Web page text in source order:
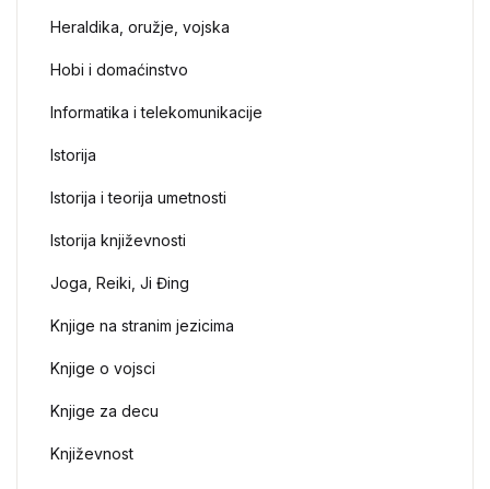
Heraldika, oružje, vojska
Hobi i domaćinstvo
Informatika i telekomunikacije
Istorija
Istorija i teorija umetnosti
Istorija književnosti
Joga, Reiki, Ji Đing
Knjige na stranim jezicima
Knjige o vojsci
Knjige za decu
Književnost